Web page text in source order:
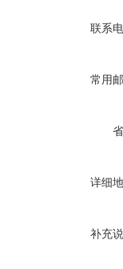
联系
常用
详细
补充